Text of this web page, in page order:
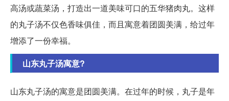
高汤或蔬菜汤，打造出一道美味可口的五华猪肉丸。这样
的丸子汤不仅色香味俱佳，而且寓意着团圆美满，给过年
增添了一份幸福。
山东丸子汤寓意?
山东丸子汤的寓意是团圆美满。在过年的时候，丸子是年